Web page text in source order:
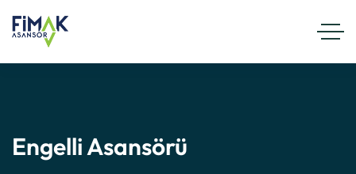
Engelli Asansörü